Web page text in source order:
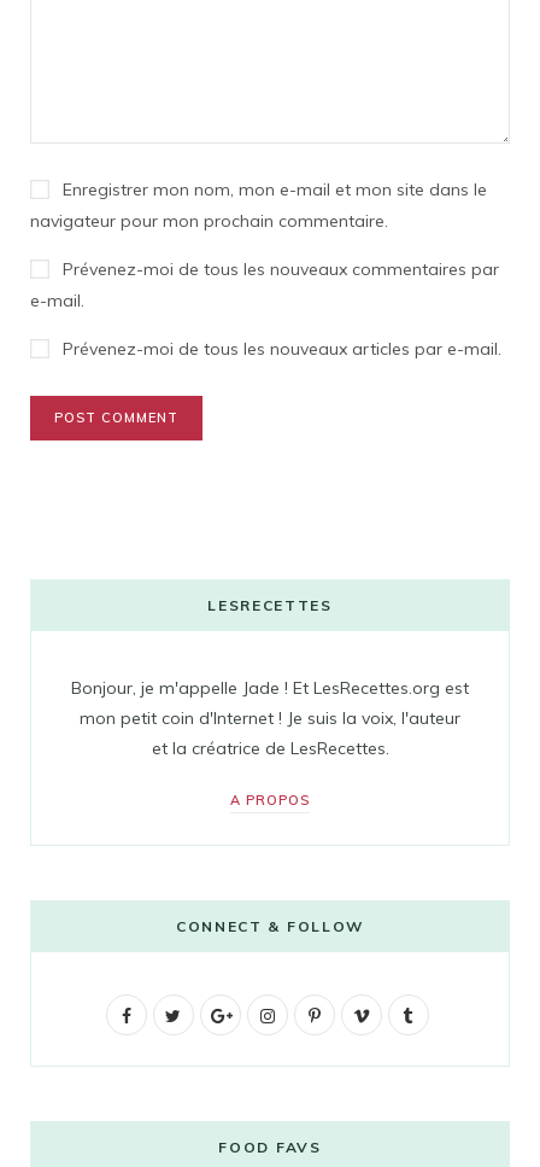
Enregistrer mon nom, mon e-mail et mon site dans le
navigateur pour mon prochain commentaire.
Prévenez-moi de tous les nouveaux commentaires par
e-mail.
Prévenez-moi de tous les nouveaux articles par e-mail.
LESRECETTES
Bonjour, je m'appelle Jade ! Et LesRecettes.org est
mon petit coin d'Internet ! Je suis la voix, l'auteur
et la créatrice de LesRecettes.
A PROPOS
CONNECT & FOLLOW
F
G
g
I
t
P
V
FOOD FAVS